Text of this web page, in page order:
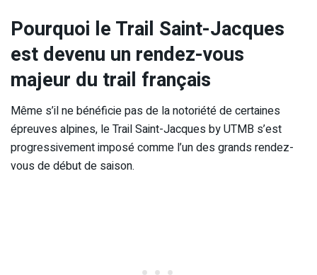
Pourquoi le Trail Saint-Jacques
est devenu un rendez-vous
majeur du trail français
Même s’il ne bénéficie pas de la notoriété de certaines
épreuves alpines, le Trail Saint-Jacques by UTMB s’est
progressivement imposé comme l’un des grands rendez-
vous de début de saison.